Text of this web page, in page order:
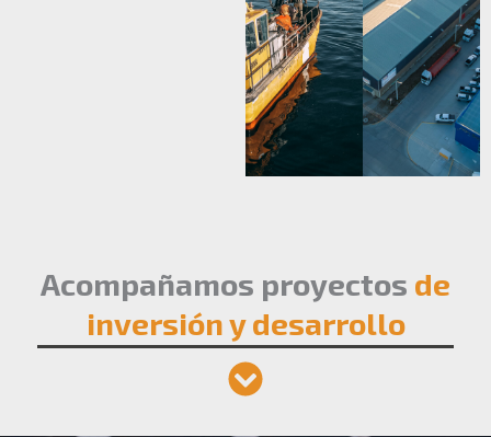
Acompañamos proyectos de
inversión y desarrollo